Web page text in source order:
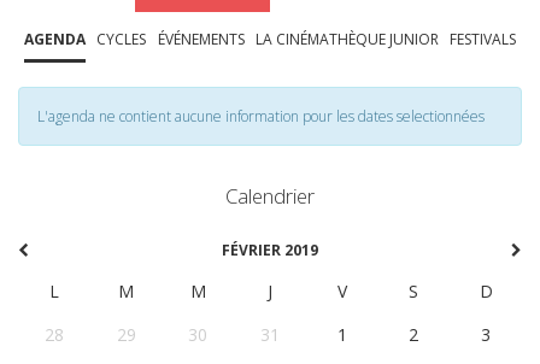
AGENDA CYCLES ÉVÉNEMENTS LA CINÉMATHÈQUE JUNIOR FESTIVALS
L'agenda ne contient aucune information pour les dates selectionnées
Calendrier
FÉVRIER 2019
L M M J V S
D
28
29 30 31 1 2
3